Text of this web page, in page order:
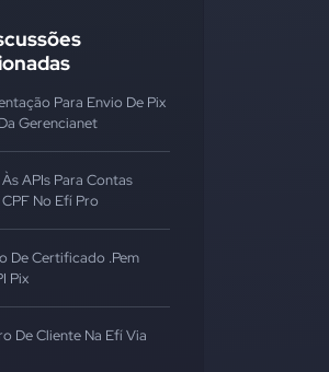
Para Envio De Pix
Gerencianet
APIs Para Contas
CPF No Efí Pro
De Certificado .pem
Pix
De Cliente Na Efí Via